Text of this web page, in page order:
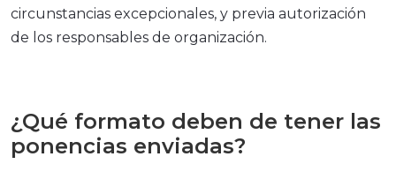
circunstancias excepcionales, y previa autorización
de los responsables de organización.
¿Qué formato deben de tener las
ponencias enviadas?